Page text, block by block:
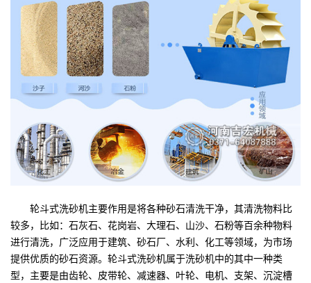
轮斗式洗砂机主要作用是将各种砂石清洗干净，其清洗物料比
较多，比如：石灰石、花岗岩、大理石、山沙、石粉等百余种物料
进行清洗，广泛应用于建筑、砂石厂、水利、化工等领域，为市场
提供优质的砂石资源。轮斗式洗砂机属于洗砂机中的其中一种类
型，主要是由齿轮、皮带轮、 减速器、叶轮、电机、支架、沉淀槽